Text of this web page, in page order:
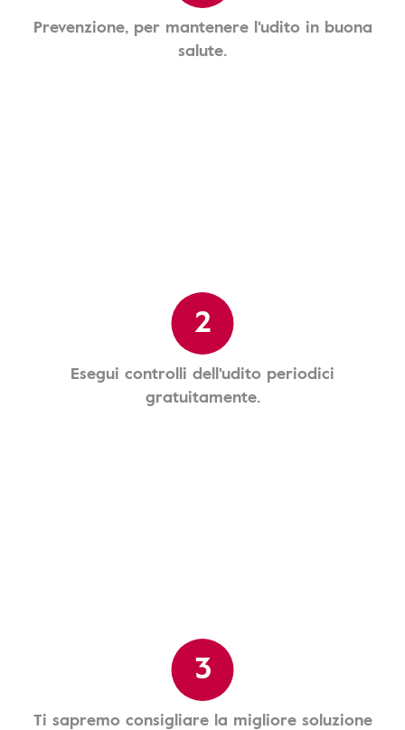
Prevenzione, per mantenere l'udito in buona
salute.
2
Esegui controlli dell'udito periodici
gratuitamente.
3
Ti sapremo consigliare la migliore soluzione